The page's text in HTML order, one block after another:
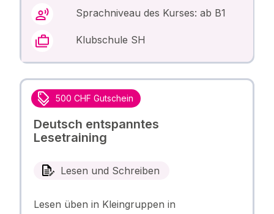
Sprachniveau des Kurses: ab B1
Klubschule SH
500 CHF Gutschein
Deutsch entspanntes
Lesetraining
Lesen und Schreiben
Lesen üben in Kleingruppen in